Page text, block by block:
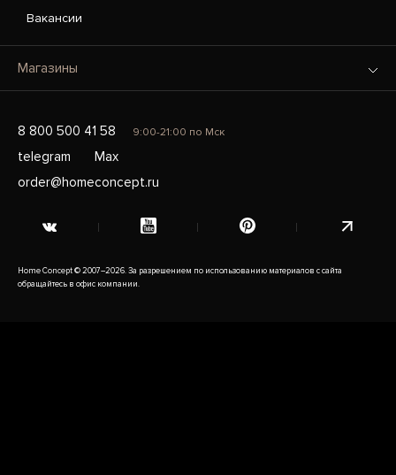
Вакансии
Магазины
8 800 500 41 58 9:00-21:00 по Мск
telegram
Max
order@homeconcept.ru
Home Concept © 2007–2026. За разрешением по использованию материалов с сайта
обращайтесь в офис компании.